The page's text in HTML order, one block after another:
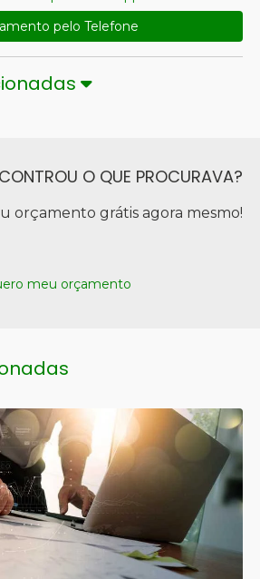
pelo Telefone
O QUE PROCURAVA?
orçamento grátis agora mesmo!
meu orçamento